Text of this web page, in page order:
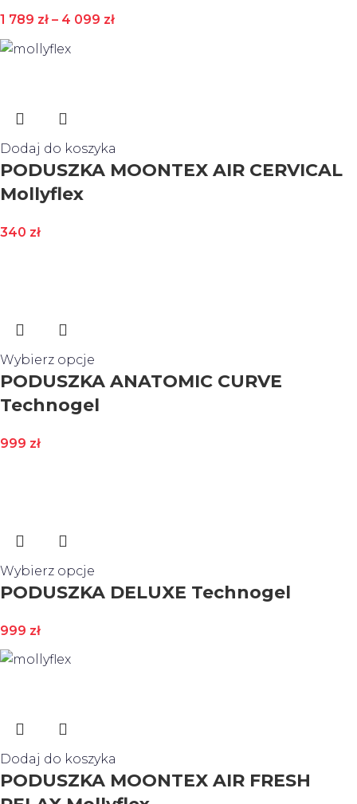
1 789 zł – 4 099 zł
Dodaj do koszyka
PODUSZKA MOONTEX AIR CERVICAL
Mollyflex
340 zł
Wybierz opcje
PODUSZKA ANATOMIC CURVE
Technogel
999 zł
Wybierz opcje
PODUSZKA DELUXE Technogel
999 zł
Dodaj do koszyka
PODUSZKA MOONTEX AIR FRESH